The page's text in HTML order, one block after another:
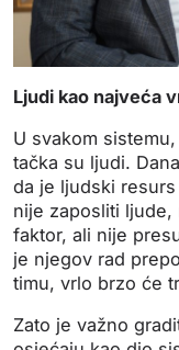
Ljudi kao najveća
U svakom
tačka su ljudi.
da je ljudski
nije zaposliti ljude,
faktor, ali nije
je njegov rad
timu, vrlo brzo će
Zato je važno